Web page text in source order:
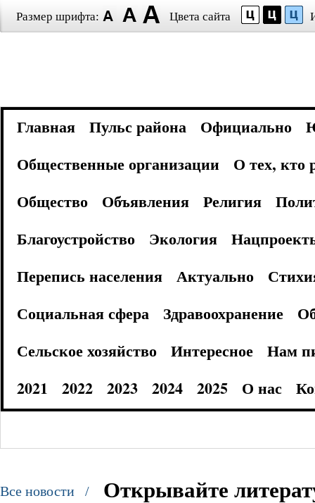
Размер шрифта: Цвета сайта
Главная Пульс района Официально
Общественные организации
О тех, кто
Общество
Объявления Религия
Благоустройство
Экология
Перепись населения
Актуально
Социальная сфера
Здравоохранение
Сельское хозяйство
Интересное
Нам
2021
2022 2023 2024 2025 О нас
Все новости /
Открывайте